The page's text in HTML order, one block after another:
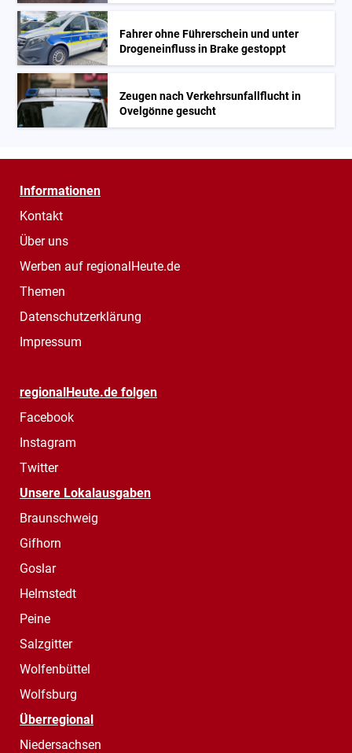
Fahrer ohne Führerschein und unter
Drogeneinfluss in Brake gestoppt
Zeugen nach Verkehrsunfallflucht in
Ovelgönne gesucht
Informationen
Kontakt
Über uns
Werben auf regionalHeute.de
Themen
Datenschutzerklärung
Impressum
regionalHeute.de folgen
Facebook
Instagram
Twitter
Unsere Lokalausgaben
Braunschweig
Gifhorn
Goslar
Helmstedt
Peine
Salzgitter
Wolfenbüttel
Wolfsburg
Überregional
Niedersachsen